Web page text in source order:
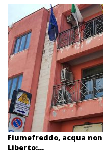
Fiumefreddo, acqua
Liberto:...